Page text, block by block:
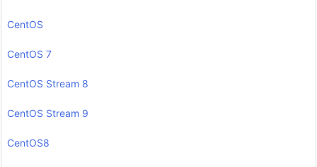
CentOS
CentOS 7
CentOS Stream 8
CentOS Stream 9
CentOS8